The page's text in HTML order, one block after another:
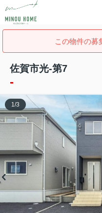
この物件の募
佐賀市光-第7
-
1/3